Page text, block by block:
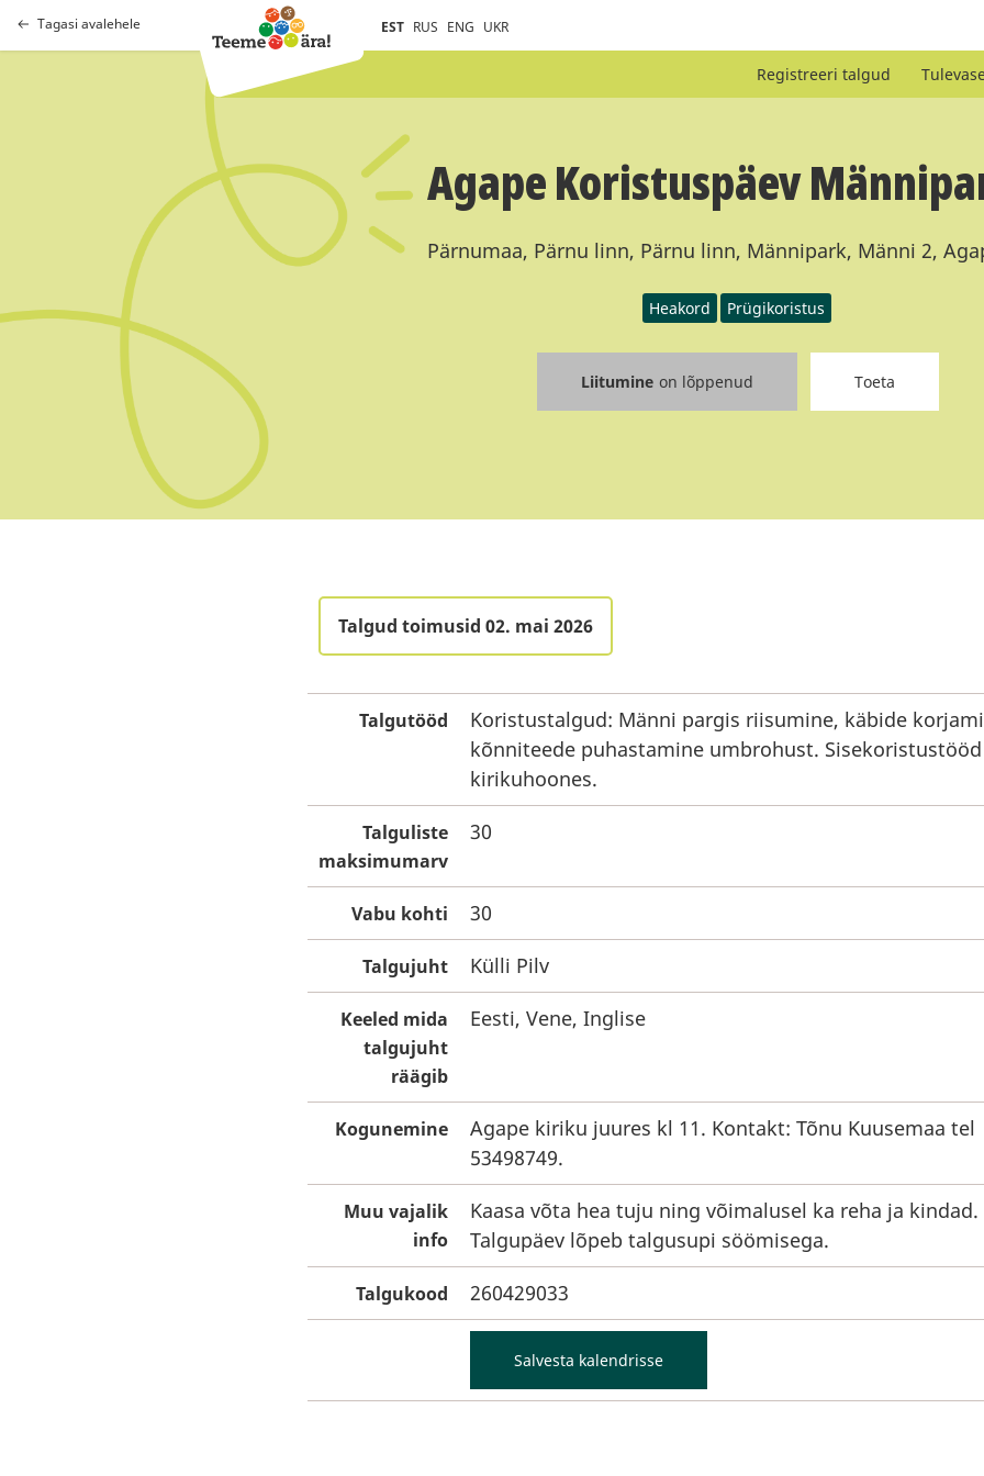
Tagasi avalehele EST RUS ENG UKR
Registreeri talgud
Agape Koristuspäev
Pärnumaa, Pärnu linn, Pärnu linn, Männipark, Männi 2,
Heakord Prügikoristus
Liitumine on lõppenud Toeta
Talgud toimusid 02. mai 2026
Talgutööd
Koristustalgud: Männi pargis riisumine, käbide
kõnniteede puhastamine umbrohust. Sisekoristustööd
kirikuhoones.
Talguliste
maksimumarv
30
Vabu kohti 30
Talgujuht Külli Pilv
Keeled mida
talgujuht
räägib
Eesti, Vene, Inglise
Kogunemine
Agape kiriku juures kl 11. Kontakt: Tõnu Kuusemaa tel
53498749.
Muu vajalik
info
Kaasa võta hea tuju ning võimalusel ka reha ja kindad.
Talgupäev lõpeb talgusupi söömisega.
Talgukood 260429033
Salvesta kalendrisse